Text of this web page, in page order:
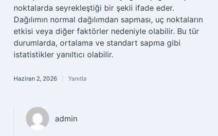
noktalarda seyrekleştiği bir şekli ifade eder.
Dağılımın normal dağılımdan sapması, uç noktaların
etkisi veya diğer faktörler nedeniyle olabilir. Bu tür
durumlarda, ortalama ve standart sapma gibi
istatistikler yanıltıcı olabilir.
Haziran 2, 2026 Yanıtla
admin